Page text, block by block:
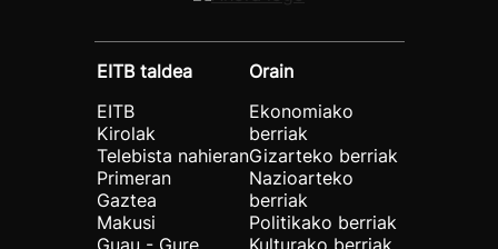
EITB taldea
EITB
Kirolak
Telebista nahieran
Primeran
Gaztea
Makusi
Guau - Gure
Orain
Ekonomiako
berriak
Gizarteko berriak
Nazioarteko
berriak
Politikako berriak
Kulturako berriak